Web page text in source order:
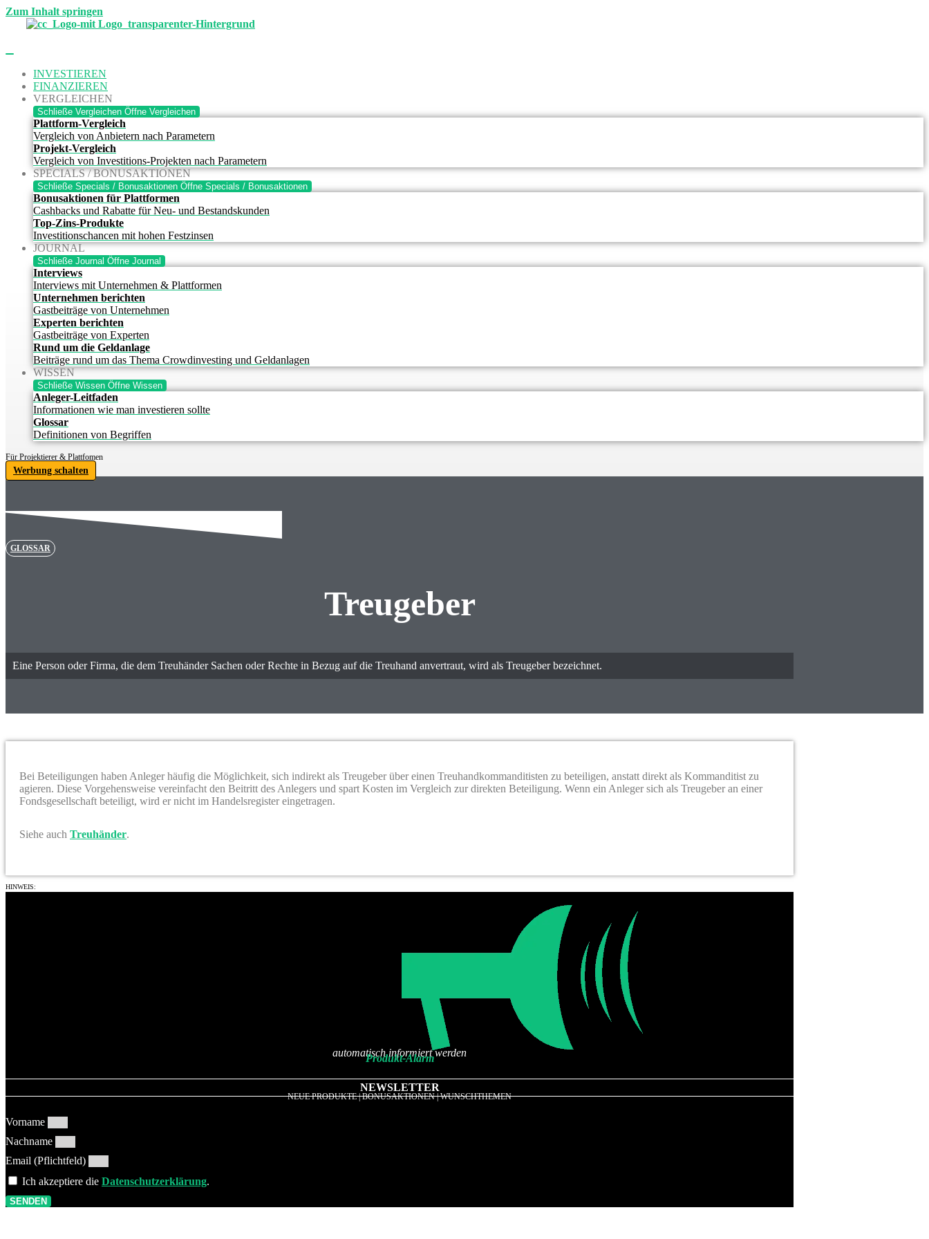
Zum Inhalt springen
INVESTIEREN
FINANZIEREN
VERGLEICHEN
Schließe Vergleichen Öffne Vergleichen
Plattform-Vergleich
Vergleich von Anbietern nach Parametern
Projekt-Vergleich
Vergleich von Investitions-Projekten nach Parametern
SPECIALS / BONUSAKTIONEN
Schließe Specials / Bonusaktionen Öffne Specials / Bonusaktionen
Bonusaktionen für Plattformen
Cashbacks und Rabatte für Neu- und Bestandskunden
Top-Zins-Produkte
Investitionschancen mit hohen Festzinsen
JOURNAL
Schließe Journal Öffne Journal
Interviews
Interviews mit Unternehmen & Plattformen
Unternehmen berichten
Gastbeiträge von Unternehmen
Experten berichten
Gastbeiträge von Experten
Rund um die Geldanlage
Beiträge rund um das Thema Crowdinvesting und Geldanlagen
WISSEN
Schließe Wissen Öffne Wissen
Anleger-Leitfaden
Informationen wie man investieren sollte
Glossar
Definitionen von Begriffen
Für Projektierer & Plattfomen
Werbung schalten
GLOSSAR
Treugeber
Eine Person oder Firma, die dem Treuhänder Sachen oder Rechte in Bezug auf die Treuhand anvertraut, wird als Treugeber bezeichnet.
Bei Beteiligungen haben Anleger häufig die Möglichkeit, sich indirekt als Treugeber über einen Treuhandkommanditisten zu beteiligen, anstatt direkt als Kommanditist zu
agieren. Diese Vorgehensweise vereinfacht den Beitritt des Anlegers und spart Kosten im Vergleich zur direkten Beteiligung. Wenn ein Anleger sich als Treugeber an einer
Fondsgesellschaft beteiligt, wird er nicht im Handelsregister eingetragen.
Siehe auch Treuhänder.
HINWEIS:
Wir übernehmen keine Gewähr für Aktualität, Richtigkeit und Vollständigkeit der Informationen.
automatisch informiert werden
Produkt-Alarm
NEWSLETTER
NEUE PRODUKTE | BONUSAKTIONEN | WUNSCHTHEMEN
Vorname
Nachname
Email (Pflichtfeld)
Ich akzeptiere die Datenschutzerklärung.
SENDEN